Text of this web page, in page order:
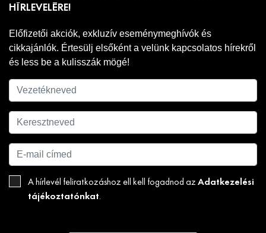
HÍRLEVELÉRE!
Előfizetői akciók, exkluzív eseménymeghívók és
cikkajánlók. Értesülj elsőként a velünk kapcsolatos hírekről
és less be a kulisszák mögé!
A hírlevél feliratkozáshoz ell kell fogadnod az Adatkezelési
tájékoztatónkat.